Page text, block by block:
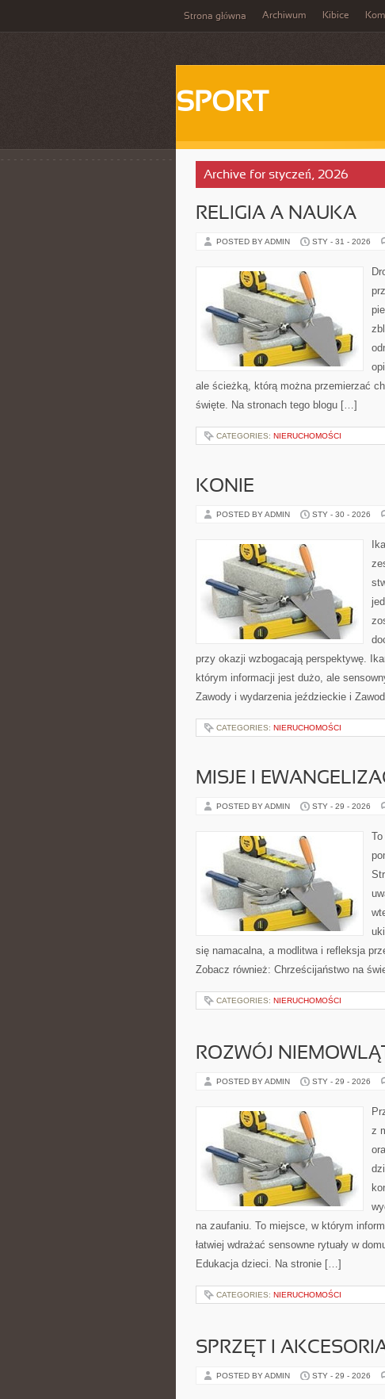
Strona główna Archiwum Kibice
SPORT
Archive for styczeń, 2026
RELIGIA A NAUKA
POSTED BY ADMIN STY - 31 - 2026
ale ścieżką, którą można przemierzać
święte. Na stronach tego blogu […]
CATEGORIES: NIERUCHOMOŚCI
KONIE
POSTED BY ADMIN STY - 30 - 2026
przy okazji wzbogacają perspektywę.
którym informacji jest dużo, ale
Zawody i wydarzenia jeździeckie i
CATEGORIES: NIERUCHOMOŚCI
MISJE I
POSTED BY ADMIN STY - 29 - 2026
się namacalna, a modlitwa i refleksja
Zobacz również: Chrześcijaństwo na
CATEGORIES: NIERUCHOMOŚCI
ROZWÓJ NIEMOWLĄT
POSTED BY ADMIN STY - 29 - 2026
z
na zaufaniu. To miejsce, w którym
łatwiej wdrażać sensowne rytuały w
Edukacja dzieci. Na stronie […]
CATEGORIES: NIERUCHOMOŚCI
SPRZĘT I
POSTED BY ADMIN STY - 29 - 2026